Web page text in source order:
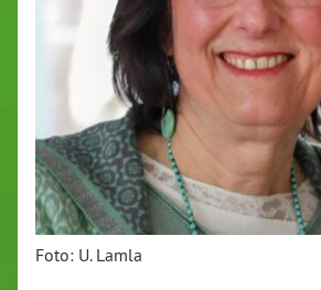
Foto: U. Lamla